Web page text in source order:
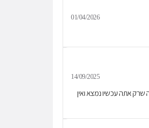
01/04/2026
14/09/2025
אתה עכשיו נמצא ואין